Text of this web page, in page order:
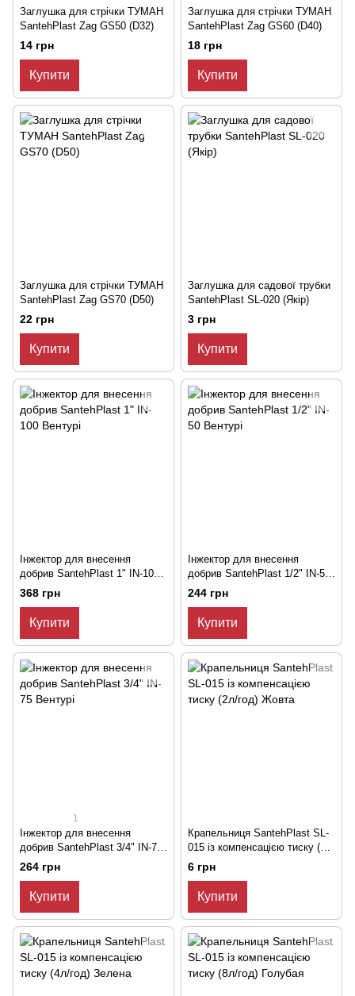
Заглушка для стрічки ТУМАН
SantehPlast Zag GS50 (D32)
14 грн
Купити
Заглушка для стрічки ТУМАН
SantehPlast Zag GS60 (D40)
18 грн
Купити
Заглушка для стрічки ТУМАН
SantehPlast Zag GS70 (D50)
22 грн
Купити
Заглушка для садової трубки
SantehPlast SL-020 (Якір)
3 грн
Купити
Інжектор для внесення
добрив SantehPlast 1" IN-100
Вентурі
368 грн
Купити
Інжектор для внесення
добрив SantehPlast 1/2" IN-50
Вентурі
244 грн
Купити
1
Інжектор для внесення
добрив SantehPlast 3/4" IN-75
Вентурі
264 грн
Купити
Крапельниця SantehPlast SL-
015 із компенсацією тиску (2л/
год) Жовта
6 грн
Купити